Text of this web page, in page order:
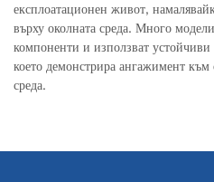
експлоатационен живот,
върху околната среда. Много
компоненти и използват устойчиви
което демонстрира ангажимент към
среда.